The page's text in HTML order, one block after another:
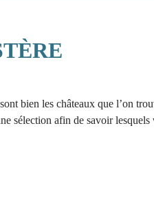
bien les châteaux que l’on
sélection afin de savoir